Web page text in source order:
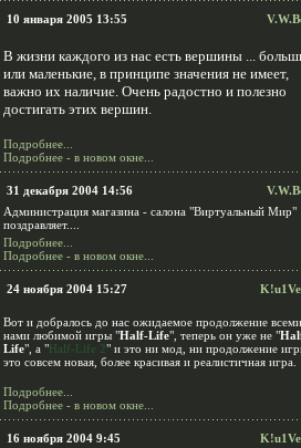
10 января 2005 13:55
В жизни каждого из нас есть вершины ...
или маленькие, в принципе значения не имеет,
важно их наличие. Очень радостно и полезно
достигать этих вершин.
Подробнее...
Подробнее - в новом окне...
31 декабря 2004 14:56
Администрация магазина - салона "Виртуальный Мир"
поздравляет....
Подробнее...
Подробнее - в новом окне...
24 ноября 2004 15:27
Вот и добралось до нас ожидаемое продолжение всеми
нами любимой игры "Half-Life", теперь он уже не "
Life", а "Half-Life 2" и это ни мод, ни продолжение
это совсем новая, более красивая и реалистичная игра.
Подробнее...
Подробнее - в новом окне...
16 ноября 2004 9:45